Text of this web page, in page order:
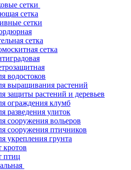
сетки
сетка
сетки
сетка
сетка
водостоков
выращивания растений
защиты растений и деревьев
ограждения клумб
разведения улиток
сооружения вольеров
сооружения птичников
укрепления грунта
кротов
птиц